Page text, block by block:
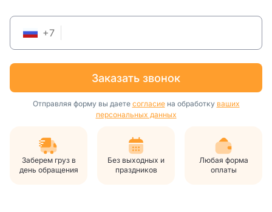
+7
заказать звонок
Отправляя форму вы даете согласиена обработку ваших
персональных данных
Заберем груз в
день обращения
Без выходных и
праздников
Любая форма
оплаты